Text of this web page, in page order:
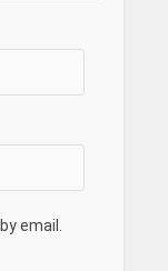
email.